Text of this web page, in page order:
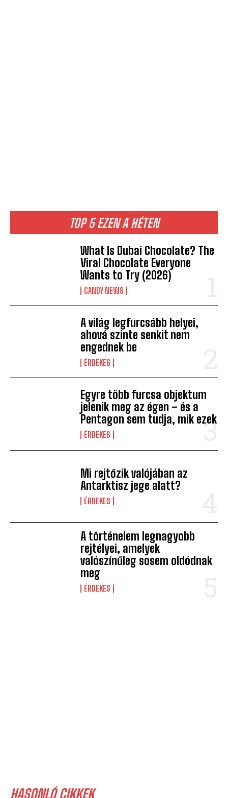
TOP 5 EZEN A HÉTEN
What Is Dubai Chocolate? The
Viral Chocolate Everyone
Wants to Try (2026)
CANDY NEWS
A világ legfurcsább helyei,
ahová szinte senkit nem
engednek be
ÉRDEKES
Egyre több furcsa objektum
jelenik meg az égen – és a
Pentagon sem tudja, mik ezek
ÉRDEKES
Mi rejtőzik valójában az
Antarktisz jege alatt?
ÉRDEKES
A történelem legnagyobb
rejtélyei, amelyek
valószínűleg sosem oldódnak
meg
ÉRDEKES
HASONLÓ CIKKEK